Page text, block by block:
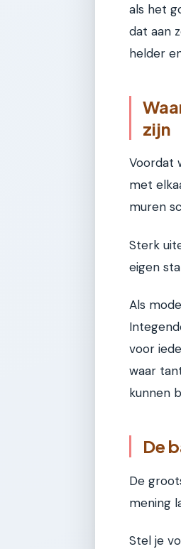
als het
dat aan
helder
zijn
Voordat
met
muren
Sterk
eigen
Als
voor
waar
kunnen
De
De
mening
Stel je